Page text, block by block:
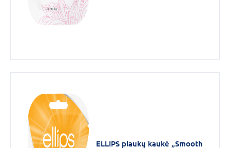
ELLIPS plaukų kaukė „Smooth